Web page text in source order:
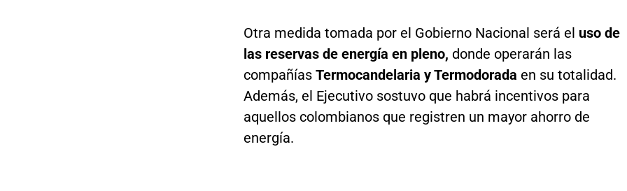
Otra medida tomada por el Gobierno Nacional será el uso de
las reservas de energía en pleno, donde operarán las
compañías Termocandelaria y Termodorada en su totalidad.
Además, el Ejecutivo sostuvo que habrá incentivos para
aquellos colombianos que registren un mayor ahorro de
energía.